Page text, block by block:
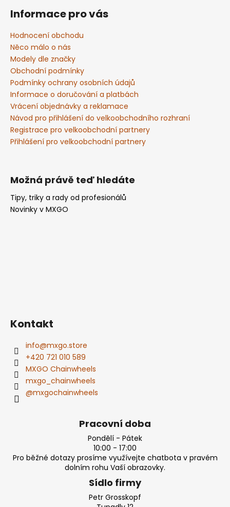
Informace pro vás
Hodnocení obchodu
Něco málo o nás
Modely dle značky
Obchodní podmínky
Podmínky ochrany osobních údajů
Informace o doručování a platbách
Vrácení objednávky a reklamace
Návod pro přihlášení do velkoobchodního rozhraní
Registrace pro velkoobchodní partnery
Přihlášení pro velkoobchodní partnery
Možná právě teď hledáte
Tipy, triky a rady od profesionálů
Novinky v MXGO
Kontakt
info@mxgo.store
+420 721 010 589
MXGO Chainwheels
mxgo_chainwheels
@mxgochainwheels
Pracovní doba
Pondělí - Pátek
10:00 - 17:00
Pro běžné dotazy prosíme využívejte chatbota v pravém
dolním rohu Vaší obrazovky.
Sídlo firmy
Petr Grosskopf